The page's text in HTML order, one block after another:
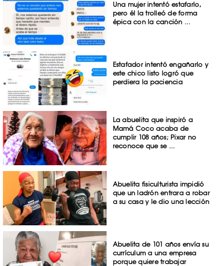
Una mujer intentó estafarlo,
pero él la trolleó de forma
épica con la canción ...
Estafador intentó engañarlo y
este chico listo logró que
perdiera la paciencia
La abuelita que inspiró a
Mamá Coco acaba de
cumplir 108 años; Pixar no
reconoce que se ...
Abuelita fisiculturista impidió
que un ladrón entrara a robar
a su casa y le dio una lección
Abuelita de 101 años envía su
currículum a una empresa
porque quiere trabajar